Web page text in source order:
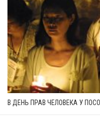
В ДЕНЬ ПРАВ ЧЕЛОВЕКА У